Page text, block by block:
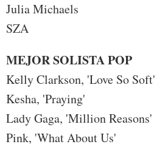
Julia Michaels
SZA
MEJOR SOLISTA POP
Kelly Clarkson, 'Love So Soft'
Kesha, 'Praying'
Lady Gaga, 'Million Reasons'
Pink, 'What About Us'